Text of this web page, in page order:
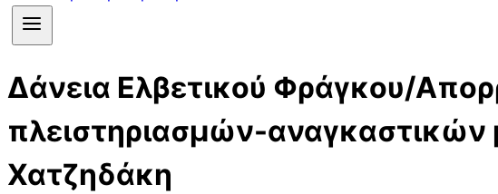
Δάνεια Ελβετικού Φράγκου/
πλειστηριασμών-
Χατζηδάκη